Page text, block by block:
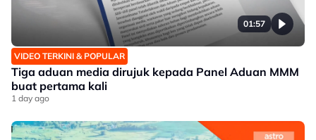
01:57
VIDEO TERKINI & POPULAR
Tiga aduan media dirujuk kepada Panel Aduan MMM
buat pertama kali
1 day ago